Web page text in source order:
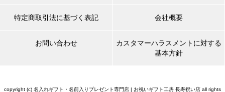
特定商取引法に基づく表記 会社概要
お問い合わせ
カスタマーハラスメントに対する
基本方針
copyright (c) 名入れギフト・名前入りプレゼント専門店 | お祝いギフト工房 長寿祝い店 all rights